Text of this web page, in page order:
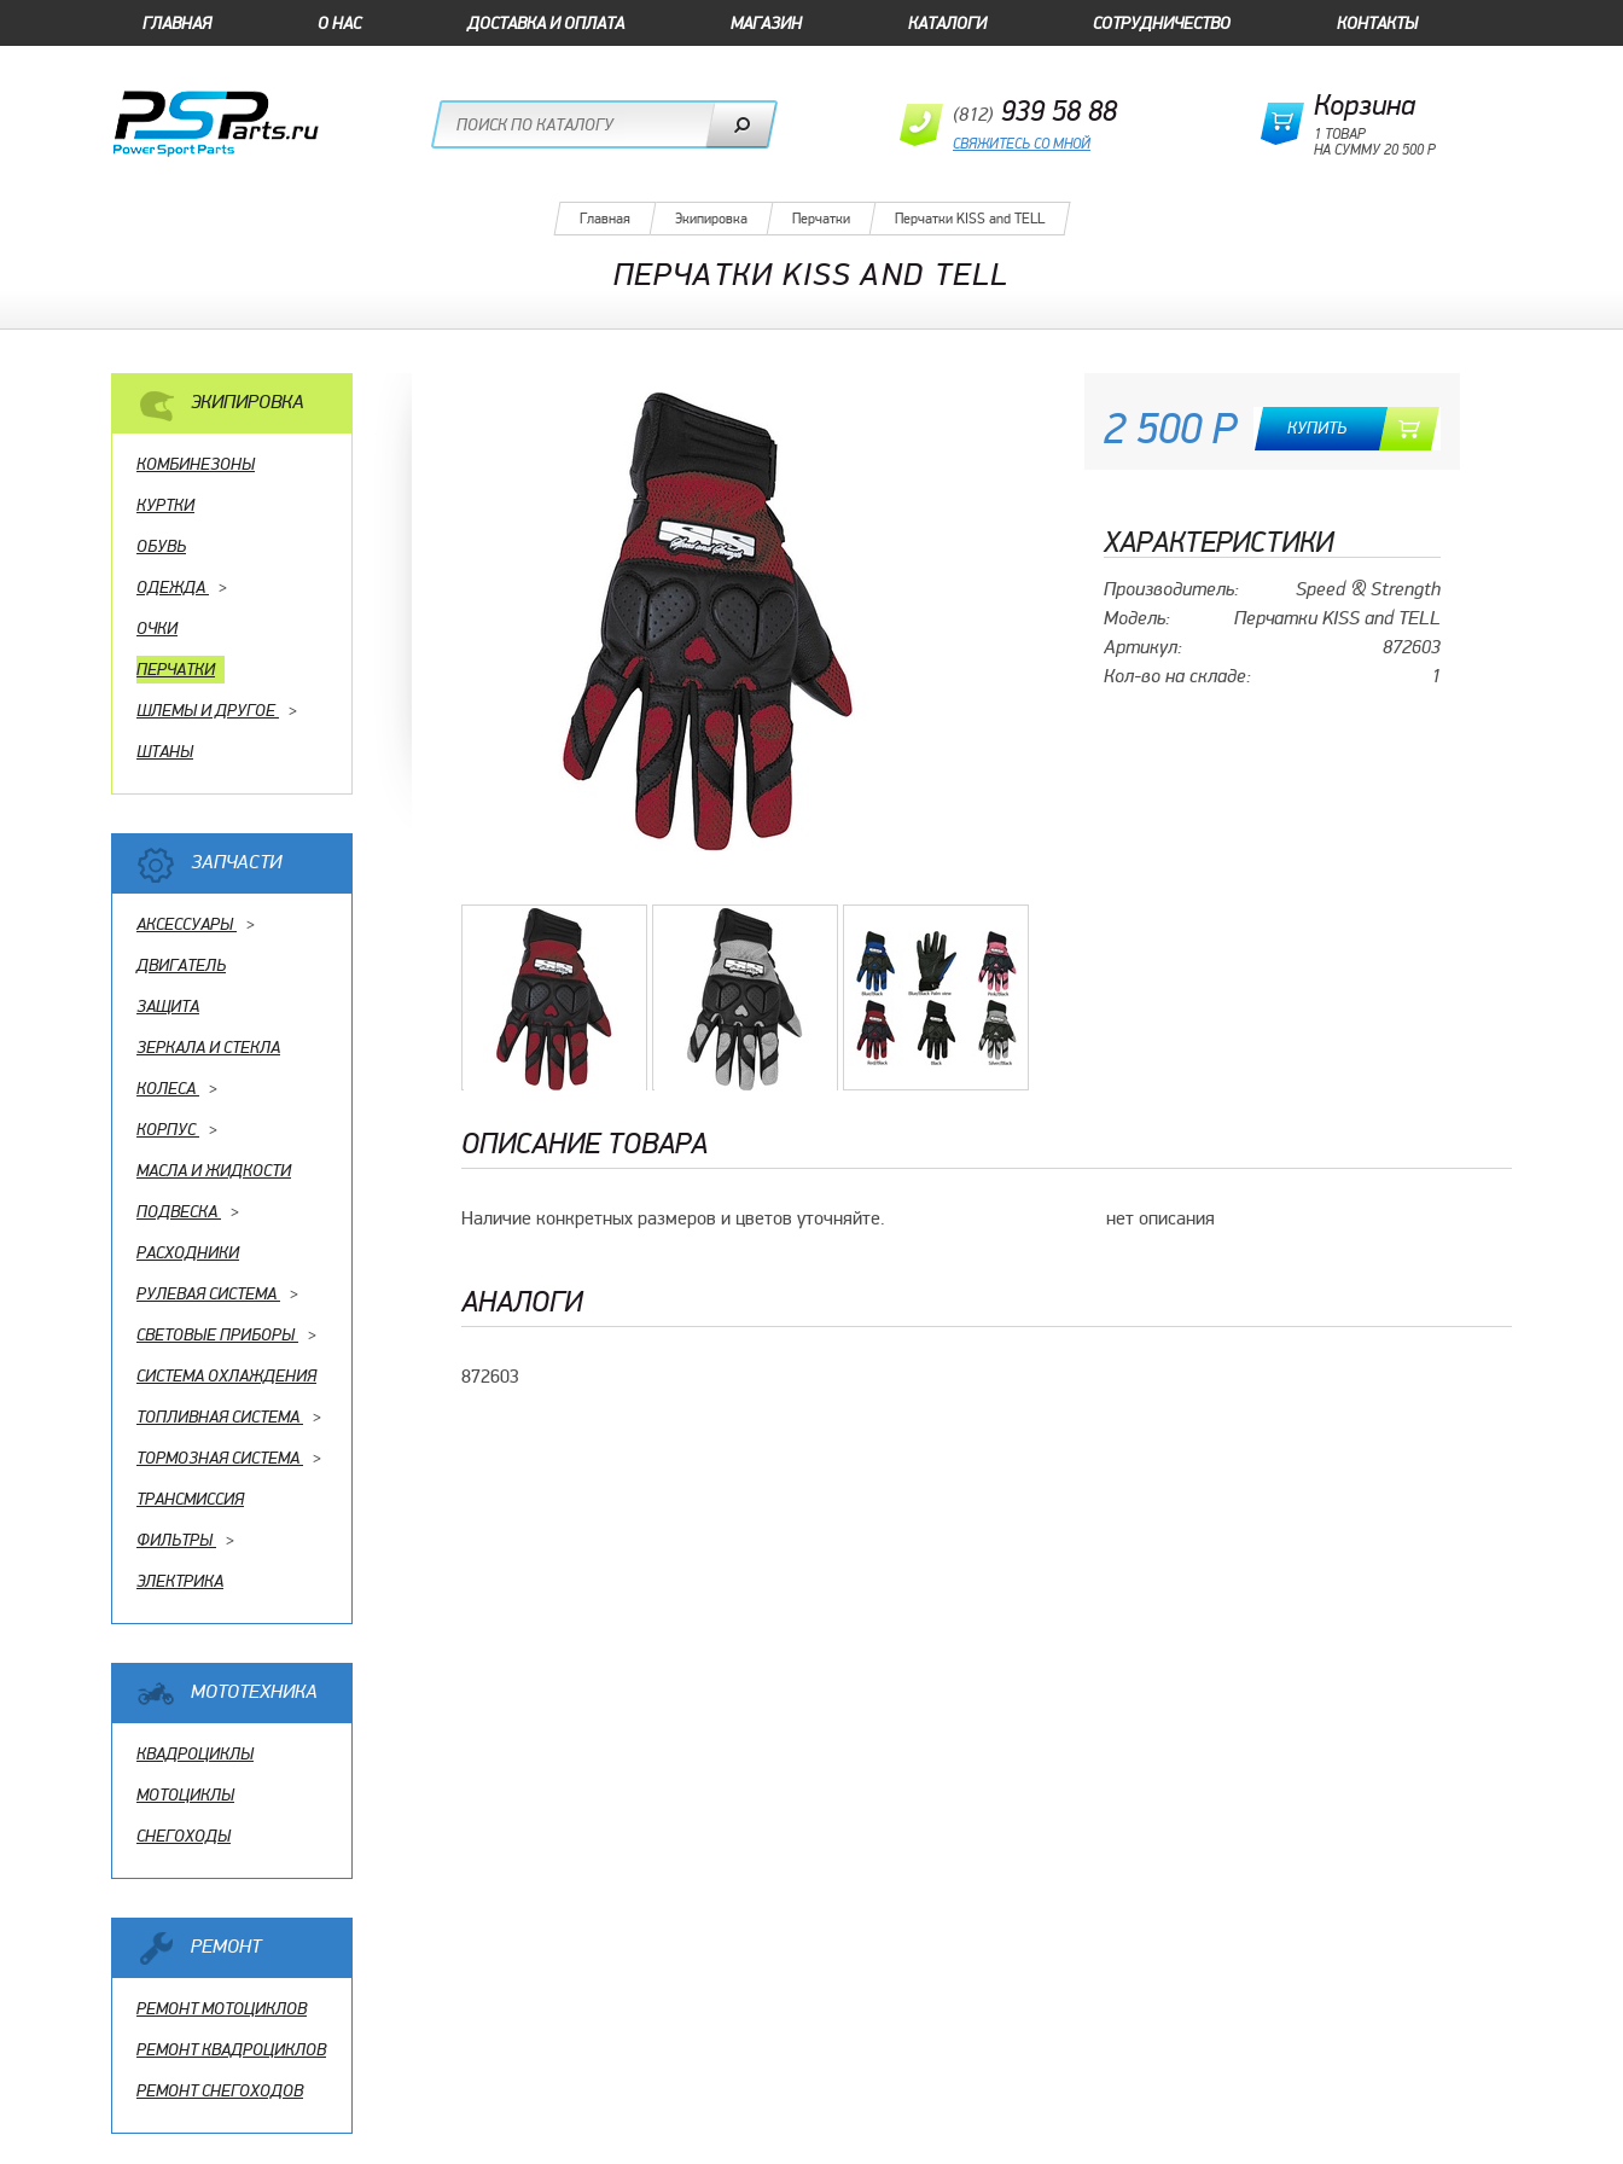
ГЛАВНАЯ О НАС ДОСТАВКА И ОПЛАТА МАГАЗИН КАТАЛОГИ СОТРУДНИЧЕСТВО КОНТАКТЫ
(812) 939 58 88
СВЯЖИТЕСЬ СО МНОЙ
Корзина
1 ТОВАР
НА СУММУ 20 500 Р
Главная Экипировка Перчатки Перчатки KISS and TELL
ПЕРЧАТКИ KISS AND TELL
ЭКИПИРОВКА
КОМБИНЕЗОНЫ
КУРТКИ
ОБУВЬ
ОДЕЖДА
>
ОЧКИ
ПЕРЧАТКИ
ШЛЕМЫ И ДРУГОЕ >
ШТАНЫ
ЗАПЧАСТИ
АКСЕССУАРЫ >
ДВИГАТЕЛЬ
ЗАЩИТА
ЗЕРКАЛА И СТЕКЛА
КОЛЕСА
>
КОРПУС >
МАСЛА И ЖИДКОСТИ
ПОДВЕСКА
>
РАСХОДНИКИ
РУЛЕВАЯ СИСТЕМА
>
СВЕТОВЫЕ ПРИБОРЫ >
СИСТЕМА ОХЛАЖДЕНИЯ
ТОПЛИВНАЯ СИСТЕМА
>
ТОРМОЗНАЯ СИСТЕМА
>
ТРАНСМИССИЯ
ФИЛЬТРЫ >
ЭЛЕКТРИКА
МОТОТЕХНИКА
КВАДРОЦИКЛЫ
МОТОЦИКЛЫ
СНЕГОХОДЫ
РЕМОНТ
РЕМОНТ МОТОЦИКЛОВ
РЕМОНТ КВАДРОЦИКЛОВ
РЕМОНТ СНЕГОХОДОВ
2 500 Р КУПИТЬ
ХАРАКТЕРИСТИКИ
Speed & Strength
Производитель:
Перчатки KISS and TELL
Модель:
872603
Артикул:
1
Кол-во на складе:
ОПИСАНИЕ ТОВАРА
Наличие конкретных размеров и цветов уточняйте. нет описания
АНАЛОГИ
872603